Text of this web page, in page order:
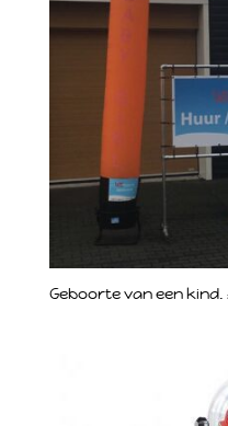
Geboorte van een